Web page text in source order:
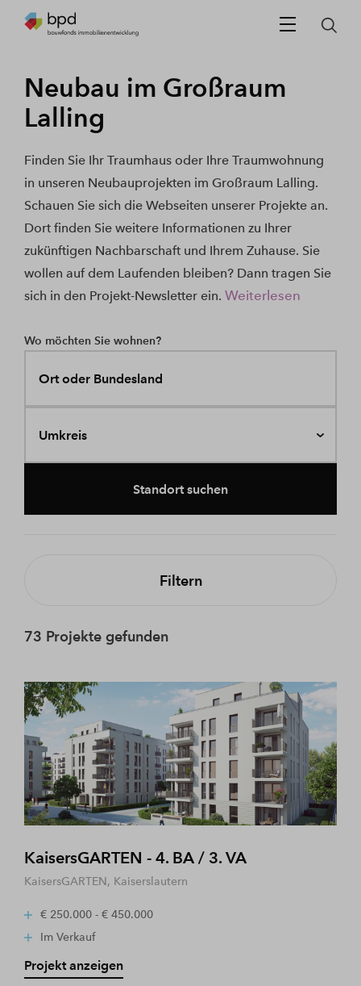
Neubau im Großraum
Lalling
Finden Sie Ihr Traumhaus oder Ihre Traumwohnung
in unseren Neubauprojekten im Großraum Lalling.
Schauen Sie sich die Webseiten unserer Projekte an.
Dort finden Sie weitere Informationen zu Ihrer
zukünftigen Nachbarschaft und Ihrem Zuhause. Sie
wollen auf dem Laufenden bleiben? Dann tragen Sie
sich in den Projekt-Newsletter ein. Weiterlesen
Wo möchten Sie wohnen?
Ort oder Bundesland
Umkreis
Standort suchen
Filtern
73 Projekte gefunden
KaisersGARTEN - 4. BA / 3. VA
KaisersGARTEN, Kaiserslautern
€ 250.000 - € 450.000
Im Verkauf
Projekt anzeigen